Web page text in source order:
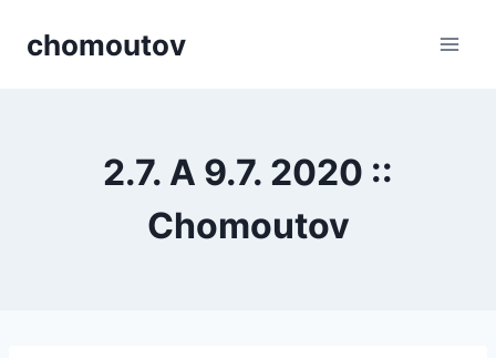
chomoutov
2.7. A 9.7. 2020 ::
Chomoutov